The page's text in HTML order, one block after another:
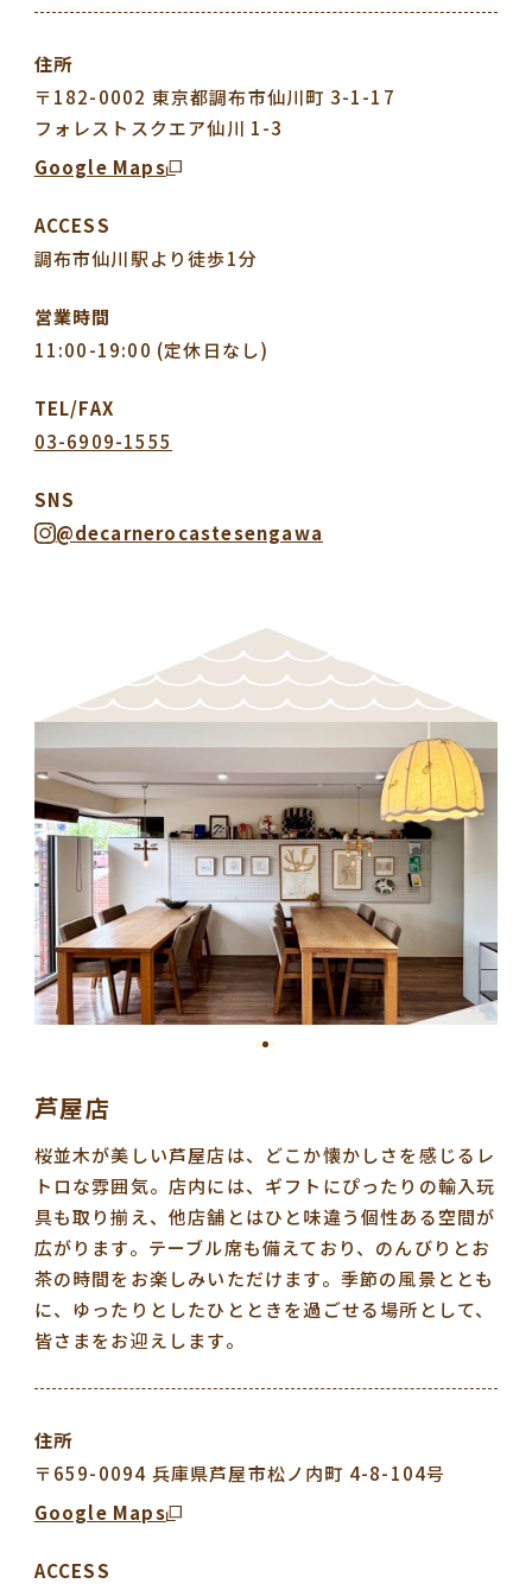
住所
〒182-0002 東京都調布市仙川町 3-1-17
フォレストスクエア仙川 1-3
Google Maps
ACCESS
調布市仙川駅より徒歩1分
営業時間
11:00-19:00 (定休日なし)
TEL/FAX
03-6909-1555
SNS
@decarnerocastesengawa
芦屋店
桜並木が美しい芦屋店は、どこか懐かしさを感じるレ
トロな雰囲気。店内には、ギフトにぴったりの輸入玩
具も取り揃え、他店舗とはひと味違う個性ある空間が
広がります。テーブル席も備えており、のんびりとお
茶の時間をお楽しみいただけます。季節の風景ととも
に、ゆったりとしたひとときを過ごせる場所として、
皆さまをお迎えします。
住所
〒659-0094 兵庫県芦屋市松ノ内町 4-8-104号
Google Maps
ACCESS